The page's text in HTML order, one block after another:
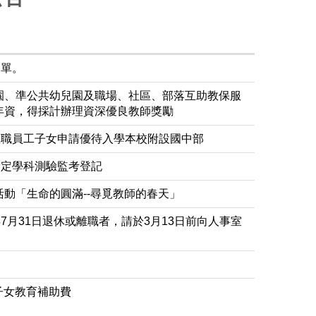
。
準公共幼兒園及職場、社區、部落互助教保服
，得採計辦理資深優良教師獎勵
員工子女申請優待入學本校附設國中部
學科測驗監考登記
「生命的圓滿--尋覓教師的春天」
31日退休或離職者，請於3月13日前向人事室
女教育補助費